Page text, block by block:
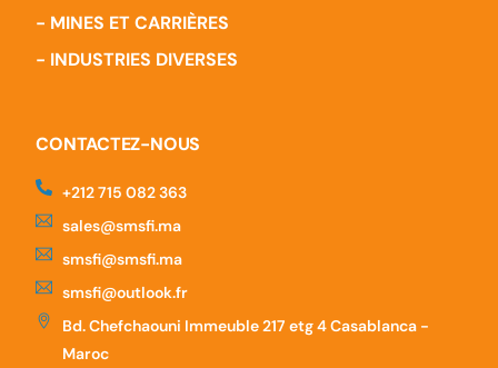
- MINES ET CARRIÈRES
- INDUSTRIES DIVERSES
CONTACTEZ-NOUS
‪+212 715 082 363
sales@smsfi.ma
smsfi@smsfi.ma
smsfi@outlook.fr
Bd. Chefchaouni Immeuble 217 etg 4 Casablanca -
Maroc